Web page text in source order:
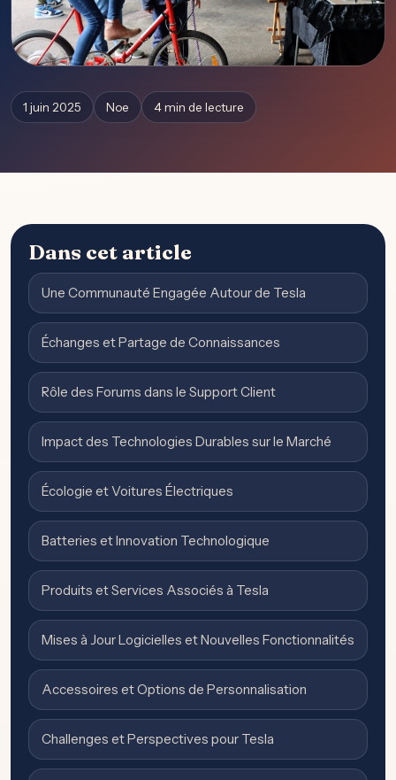
1 juin 2025 Noe 4 min de lecture
Dans cet article
Une Communauté Engagée Autour de Tesla
Échanges et Partage de Connaissances
Rôle des Forums dans le Support Client
Impact des Technologies Durables sur le Marché
Écologie et Voitures Électriques
Batteries et Innovation Technologique
Produits et Services Associés à Tesla
Mises à Jour Logicielles et Nouvelles Fonctionnalités
Accessoires et Options de Personnalisation
Challenges et Perspectives pour Tesla